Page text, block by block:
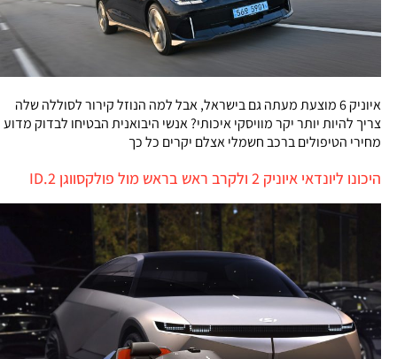
איוניק 6 מוצעת מעתה גם בישראל, אבל למה הנוזל קירור לסוללה שלה
צריך להיות יותר יקר מוויסקי איכותי? אנשי היבואנית הבטיחו לבדוק מדוע
מחירי הטיפולים ברכב חשמלי אצלם יקרים כל כך
היכונו ליונדאי איוניק 2 ולקרב ראש בראש מול פולקסווגן ID.2